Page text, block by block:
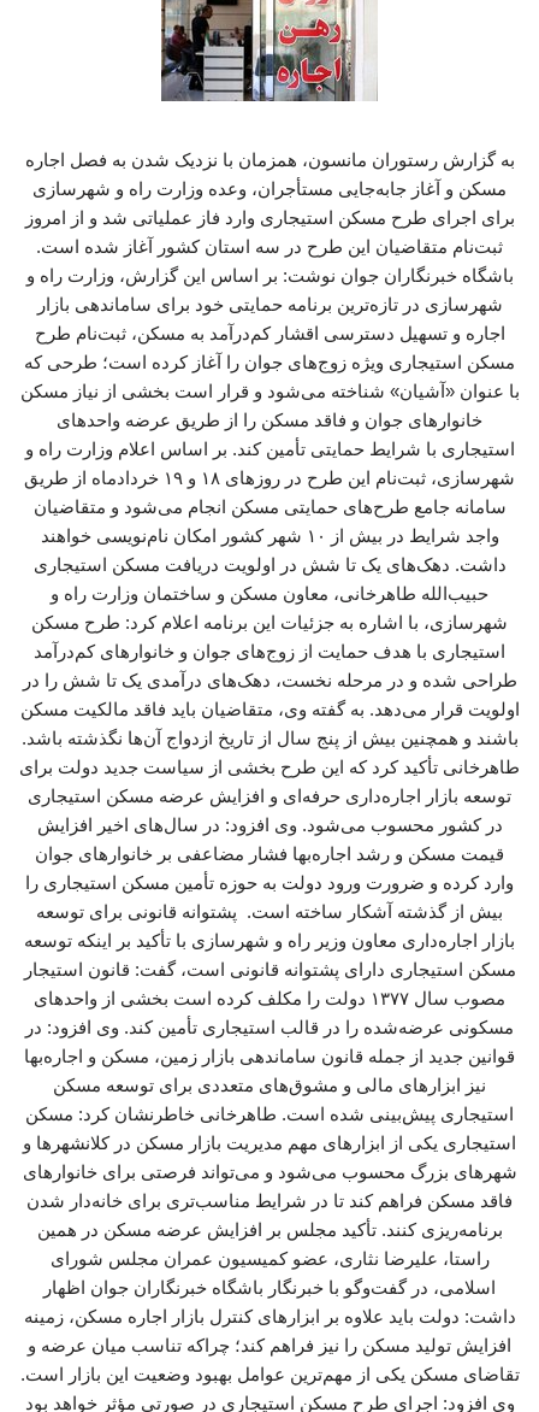
به گزارش رستوران مانسون، همزمان با نزدیک شدن به فصل اجاره
مسکن و آغاز جابه‌جایی مستأجران، وعده وزارت راه و شهرسازی
برای اجرای طرح مسکن استیجاری وارد فاز عملیاتی شد و از امروز
ثبت‌نام متقاضیان این طرح در سه استان کشور آغاز شده است.
باشگاه خبرنگاران جوان نوشت: بر اساس این گزارش، وزارت راه و
شهرسازی در تازه‌ترین برنامه حمایتی خود برای ساماندهی بازار
اجاره و تسهیل دسترسی اقشار کم‌درآمد به مسکن، ثبت‌نام طرح
مسکن استیجاری ویژه زوج‌های جوان را آغاز کرده است؛ طرحی که
با عنوان «آشیان» شناخته می‌شود و قرار است بخشی از نیاز مسکن
خانوارهای جوان و فاقد مسکن را از طریق عرضه واحدهای
استیجاری با شرایط حمایتی تأمین کند. بر اساس اعلام وزارت راه و
شهرسازی، ثبت‌نام این طرح در روزهای ۱۸ و ۱۹ خردادماه از طریق
سامانه جامع طرح‌های حمایتی مسکن انجام می‌شود و متقاضیان
واجد شرایط در بیش از ۱۰ شهر کشور امکان نام‌نویسی خواهند
داشت. دهک‌های یک تا شش در اولویت دریافت مسکن استیجاری
حبیب‌الله طاهرخانی، معاون مسکن و ساختمان وزارت راه و
شهرسازی، با اشاره به جزئیات این برنامه اعلام کرد: طرح مسکن
استیجاری با هدف حمایت از زوج‌های جوان و خانوارهای کم‌درآمد
طراحی شده و در مرحله نخست، دهک‌های درآمدی یک تا شش را در
اولویت قرار می‌دهد. به گفته وی، متقاضیان باید فاقد مالکیت مسکن
باشند و همچنین بیش از پنج سال از تاریخ ازدواج آن‌ها نگذشته باشد.
طاهرخانی تأکید کرد که این طرح بخشی از سیاست جدید دولت برای
توسعه بازار اجاره‌داری حرفه‌ای و افزایش عرضه مسکن استیجاری
در کشور محسوب می‌شود. وی افزود: در سال‌های اخیر افزایش
قیمت مسکن و رشد اجاره‌بها فشار مضاعفی بر خانوارهای جوان
وارد کرده و ضرورت ورود دولت به حوزه تأمین مسکن استیجاری را
بیش از گذشته آشکار ساخته است. پشتوانه قانونی برای توسعه
بازار اجاره‌داری معاون وزیر راه و شهرسازی با تأکید بر اینکه توسعه
مسکن استیجاری دارای پشتوانه قانونی است، گفت: قانون استیجار
مصوب سال ۱۳۷۷ دولت را مکلف کرده است بخشی از واحدهای
مسکونی عرضه‌شده را در قالب استیجاری تأمین کند. وی افزود: در
قوانین جدید از جمله قانون ساماندهی بازار زمین، مسکن و اجاره‌بها
نیز ابزارهای مالی و مشوق‌های متعددی برای توسعه مسکن
استیجاری پیش‌بینی شده است. طاهرخانی خاطرنشان کرد: مسکن
استیجاری یکی از ابزارهای مهم مدیریت بازار مسکن در کلانشهرها و
شهرهای بزرگ محسوب می‌شود و می‌تواند فرصتی برای خانوارهای
فاقد مسکن فراهم کند تا در شرایط مناسب‌تری برای خانه‌دار شدن
برنامه‌ریزی کنند. تأکید مجلس بر افزایش عرضه مسکن در همین
راستا، علیرضا نثاری، عضو کمیسیون عمران مجلس شورای
اسلامی، در گفت‌وگو با خبرنگار باشگاه خبرنگاران جوان اظهار
داشت: دولت باید علاوه بر ابزارهای کنترل بازار اجاره مسکن، زمینه
افزایش تولید مسکن را نیز فراهم کند؛ چراکه تناسب میان عرضه و
تقاضای مسکن یکی از مهم‌ترین عوامل بهبود وضعیت این بازار است.
وی افزود: اجرای طرح مسکن استیجاری در صورتی مؤثر خواهد بود